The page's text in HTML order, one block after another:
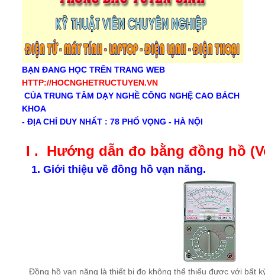
BẠN ĐANG HỌC TRÊN TRANG WEB
HTTP://HOCNGHETRUCTUYEN.VN
CỦA TRUNG TÂM DẠY NGHỀ CÔNG NGHỆ CAO BÁCH
KHOA
- ĐỊA CHỈ DUY NHẤT : 78 PHỐ VỌNG - HÀ NỘI
I . Hướng dẫn đo bằng đồng hồ
1. Giới thiệu về đồng hồ vạn năng.
Đồng hồ vạn năng là thiết bị đo không thể thiếu được với bất